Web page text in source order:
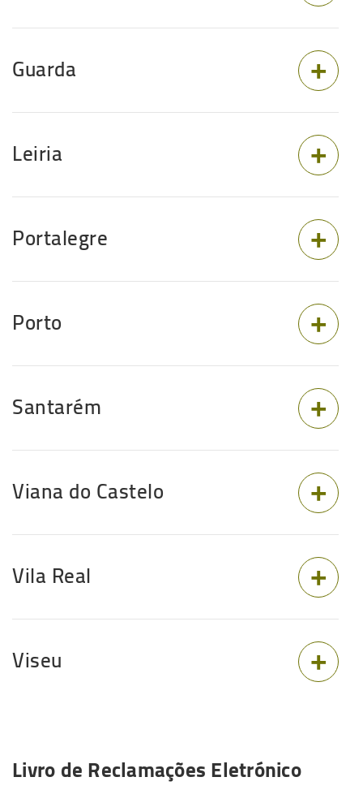
Guarda
Leiria
Portalegre
Porto
Santarém
Viana do Castelo
Vila Real
Viseu
Livro de Reclamações Eletrónico